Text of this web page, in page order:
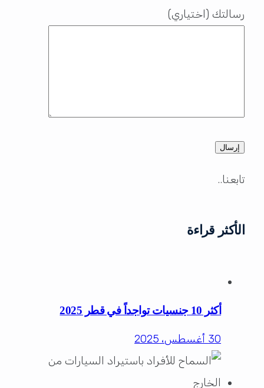
رسالتك (اختياري)
تابعنا..
الأكثر قراءة
أكثر 10 جنسيات تواجداً في قطر 2025
30 أغسطس، 2025